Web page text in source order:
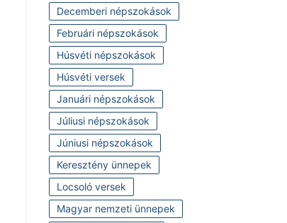
Decemberi népszokások
Februári népszokások
Húsvéti népszokások
Húsvéti versek
Januári népszokások
Júliusi népszokások
Júniusi népszokások
Keresztény ünnepek
Locsoló versek
Magyar nemzeti ünnepek